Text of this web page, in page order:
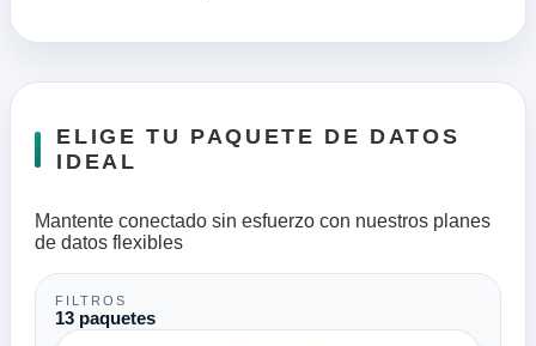
ELIGE TU PAQUETE DE DATOS
IDEAL
Mantente conectado sin esfuerzo con nuestros planes
de datos flexibles
FILTROS
13 paquetes